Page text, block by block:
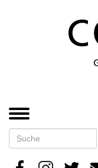
Search
Suche